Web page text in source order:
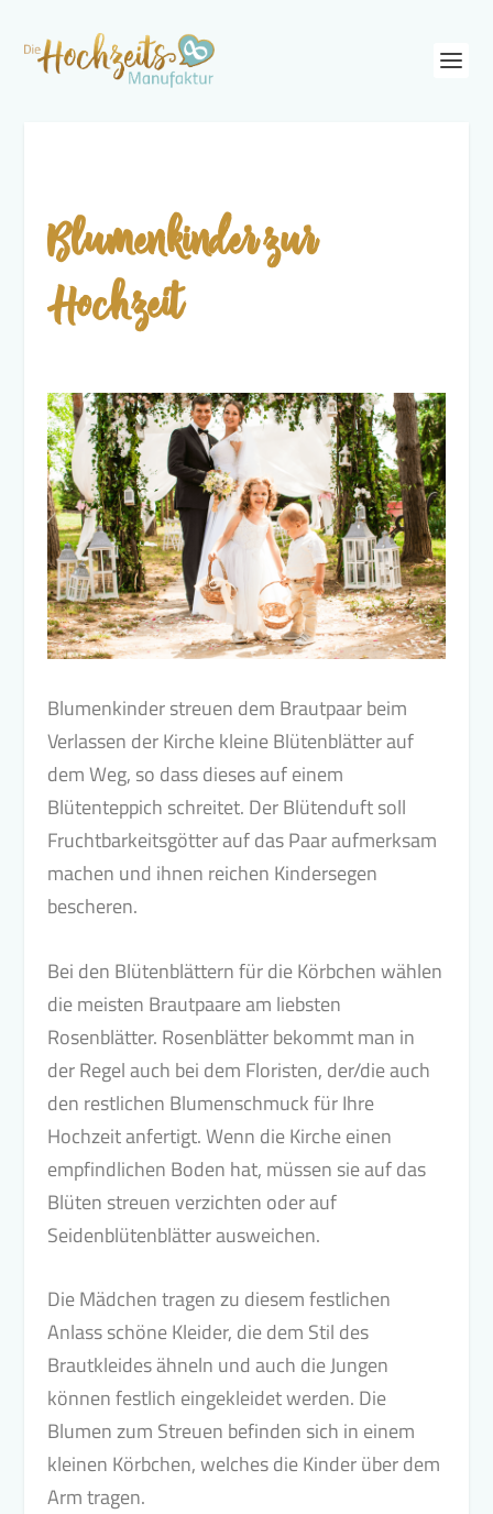
Blumenkinder zur
Hochzeit
Blumenkinder streuen dem Brautpaar beim
Verlassen der Kirche kleine Blütenblätter auf
dem Weg, so dass dieses auf einem
Blütenteppich schreitet. Der Blütenduft soll
Fruchtbarkeitsgötter auf das Paar aufmerksam
machen und ihnen reichen Kindersegen
bescheren.
Bei den Blütenblättern für die Körbchen wählen
die meisten Brautpaare am liebsten
Rosenblätter. Rosenblätter bekommt man in
der Regel auch bei dem Floristen, der/die auch
den restlichen Blumenschmuck für Ihre
Hochzeit anfertigt. Wenn die Kirche einen
empfindlichen Boden hat, müssen sie auf das
Blüten streuen verzichten oder auf
Seidenblütenblätter ausweichen.
Die Mädchen tragen zu diesem festlichen
Anlass schöne Kleider, die dem Stil des
Brautkleides ähneln und auch die Jungen
können festlich eingekleidet werden. Die
Blumen zum Streuen befinden sich in einem
kleinen Körbchen, welches die Kinder über dem
Arm tragen.